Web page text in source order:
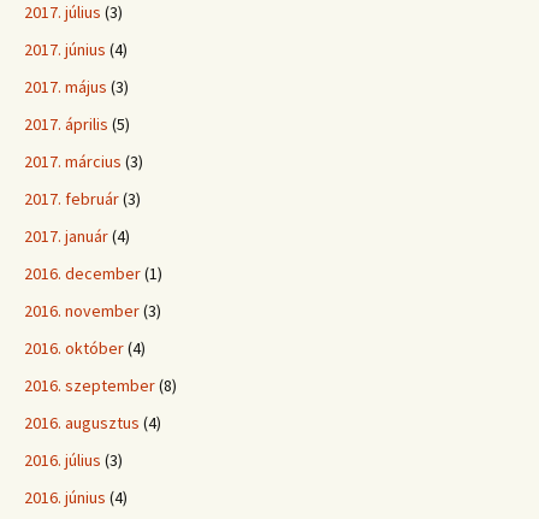
2017. július (3)
2017. június (4)
2017. május (3)
2017. április (5)
2017. március (3)
2017. február(3)
2017. január(4)
2016. december(1)
2016. november(3)
2016. október(4)
2016. szeptember(8)
2016. augusztus (4)
2016. július (3)
2016. június (4)